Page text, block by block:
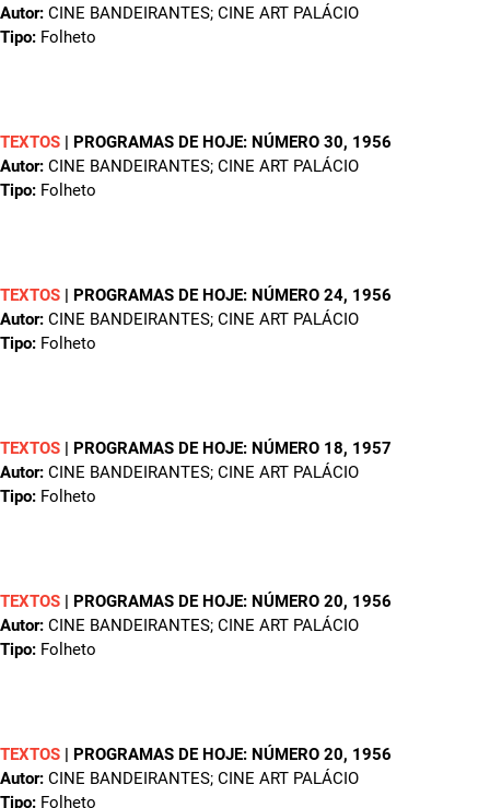
Autor: CINE BANDEIRANTES; CINE ART PALÁCIO
Tipo: Folheto
TEXTOS | PROGRAMAS DE HOJE: NÚMERO 30, 1956
Autor: CINE BANDEIRANTES; CINE ART PALÁCIO
Tipo: Folheto
TEXTOS | PROGRAMAS DE HOJE: NÚMERO 24, 1956
Autor: CINE BANDEIRANTES; CINE ART PALÁCIO
Tipo: Folheto
TEXTOS | PROGRAMAS DE HOJE: NÚMERO 18, 1957
Autor: CINE BANDEIRANTES; CINE ART PALÁCIO
Tipo: Folheto
TEXTOS | PROGRAMAS DE HOJE: NÚMERO 20, 1956
Autor: CINE BANDEIRANTES; CINE ART PALÁCIO
Tipo: Folheto
TEXTOS | PROGRAMAS DE HOJE: NÚMERO 20, 1956
Autor: CINE BANDEIRANTES; CINE ART PALÁCIO
Tipo: Folheto